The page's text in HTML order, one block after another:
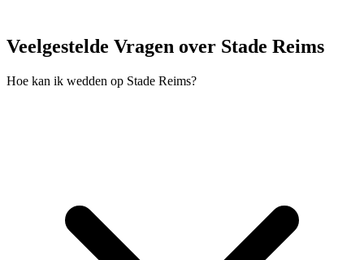
Veelgestelde Vragen over Stade Reims
Hoe kan ik wedden op Stade Reims?